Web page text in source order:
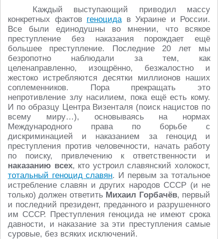
Каждый выступающий приводил массу
конкретных фактов геноцидав Украине и России.
Все были единодушны во мнении, что всякое
преступление без наказания порождает ещё
большее преступление. Последние 20 лет мы
безропотно наблюдали за тем, как
целенаправленно, изощрённо, безжалостно и
жестоко истребляются десятки миллионов наших
соплеменников. Пора прекращать это
непротивление злу насилием, пока ещё есть кому.
И по образцу Центра Визенталя (поиск нацистов по
всему миру…), основываясь на нормах
Международного права по борьбе с
дискриминацией и наказанием за геноцид и
преступления против человечности, начать работу
по поиску, привлечению к ответственности и
наказанию всех, кто устроил славянский холокост,
тотальный геноцид славян. И первым за тотальное
истребление славян и других народов СССР (и не
только) должен ответить Михаил Горбачёв, первый
и последний президент, преданного и разрушенного
им СССР. Преступления геноцида не имеют срока
давности, и наказание за эти преступления самые
суровые, без всяких исключений.